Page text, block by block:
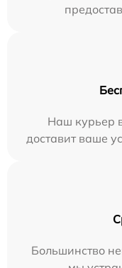
Наш курьер
доставит ваше
Большинство